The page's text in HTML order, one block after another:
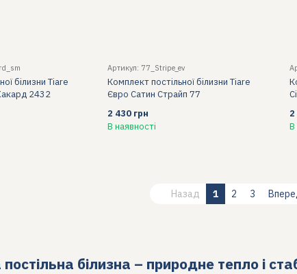
білизна – природне тепло і
білизни Tiare
2432
Артикул: 77_Stripe_ev
Комплект постільної білизни Tiare
Євро Сатин Страйп 77
2 430 грн
В наявності
2
В
Назад 1 2 3